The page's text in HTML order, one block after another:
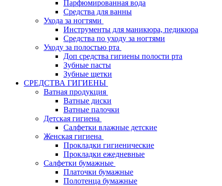
Парфюмированная вода
Средства для ванны
Ухода за ногтями
Инструменты для маникюра, педикюра
Средства по уходу за ногтями
Уходу за полостью рта
Доп средства гигиены полости рта
Зубные пасты
Зубные щетки
СРЕДСТВА ГИГИЕНЫ
Ватная продукция
Ватные диски
Ватные палочки
Детская гигиена
Салфетки влажные детские
Женская гигиена
Прокладки гигиенические
Прокладки ежедневные
Салфетки бумажные
Платочки бумажные
Полотенца бумажные